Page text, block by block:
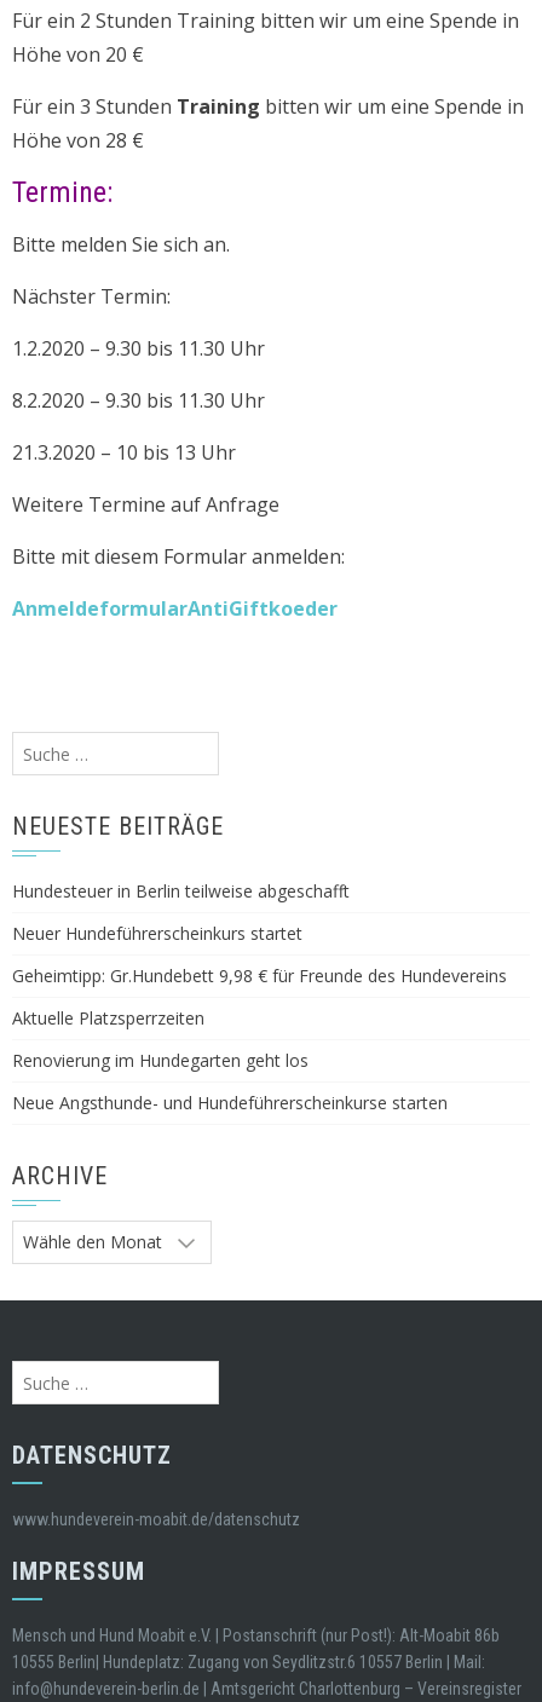
Für ein 2 Stunden Training bitten wir um eine Spende in
Höhe von 20 €
Für ein 3 Stunden Training bitten wir um eine Spende in
Höhe von 28 €
Termine:
Bitte melden Sie sich an.
Nächster Termin:
1.2.2020 – 9.30 bis 11.30 Uhr
8.2.2020 – 9.30 bis 11.30 Uhr
21.3.2020 – 10 bis 13 Uhr
Weitere Termine auf Anfrage
Bitte mit diesem Formular anmelden:
AnmeldeformularAntiGiftkoeder
Suche
nach:
NEUESTE BEITRÄGE
Hundesteuer in Berlin teilweise abgeschafft
Neuer Hundeführerscheinkurs startet
Geheimtipp: Gr.Hundebett 9,98 € für Freunde des Hundevereins
Aktuelle Platzsperrzeiten
Renovierung im Hundegarten geht los
Neue Angsthunde- und Hundeführerscheinkurse starten
ARCHIVE
Archive
Suche
nach:
DATENSCHUTZ
www.hundeverein-moabit.de/datenschutz
IMPRESSUM
Mensch und Hund Moabit e.V. | Postanschrift (nur Post!): Alt-Moabit 86b
10555 Berlin| Hundeplatz: Zugang von Seydlitzstr.6 10557 Berlin | Mail:
info@hundeverein-berlin.de | Amtsgericht Charlottenburg – Vereinsregister